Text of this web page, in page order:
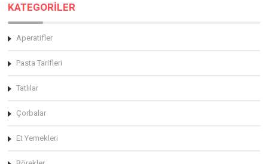
KATEGORİLER
Aperatifler
Pasta Tarifleri
Tatlılar
Çorbalar
Et Yemekleri